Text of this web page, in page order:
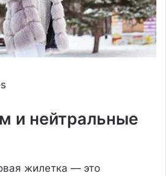
и нейтральные
жилетка — это